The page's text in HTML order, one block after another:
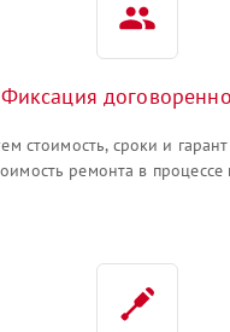
Фиксация
стоимость, сроки и
ремонта в процессе